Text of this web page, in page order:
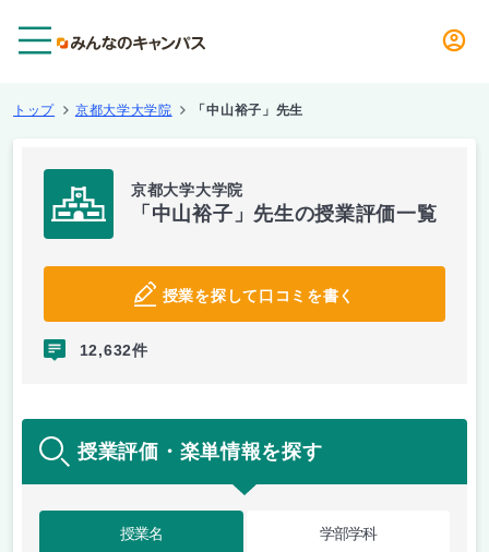
トップ 京都大学大学院 「中山裕子」先生
京都大学大学院
「中山裕子」先生の授業評価一覧
授業を探して口コミを書く
12,632件
授業評価・楽単情報を探す
授業名 学部学科